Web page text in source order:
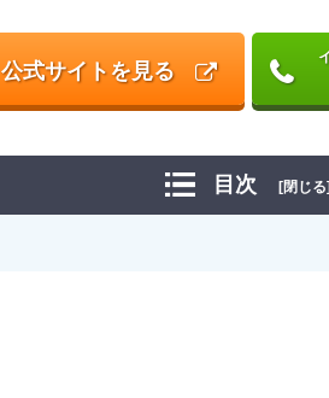
公式サイトを見る
目次 [閉じる]